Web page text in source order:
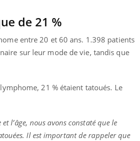
de 21 %
entre 20 et 60 ans. 1.398 patients
sur leur mode de vie, tandis que
21 % étaient tatoués. Le
l’âge, nous avons constaté que le
Il est important de rappeler que